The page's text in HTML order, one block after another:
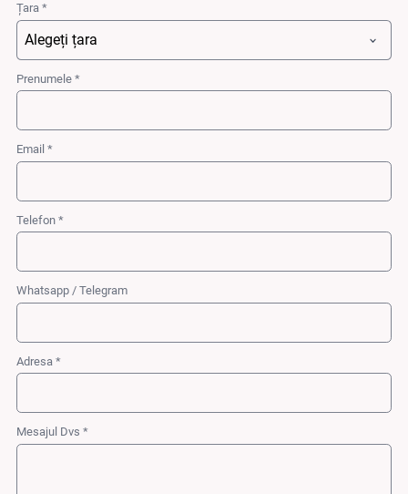
Țara *
Prenumele *
Email *
Telefon *
Whatsapp / Telegram
Adresa *
Mesajul Dvs *